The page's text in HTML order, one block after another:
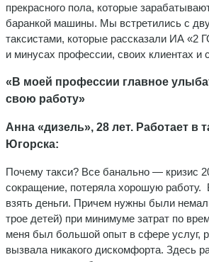
прекрасного пола, которые
баранкой машины. Мы встретились с
таксистами, которые рассказали ИА
и минусах профессии, своих клиентах и
«В моей профессии главное
свою работу»
Анна «дизель», 28 лет. Работает в
Югорска:
Почему такси? Все банально — кризис
сокращение, потеряла хорошую работу.
взять деньги. Причем нужны были
трое детей) при минимуме затрат по
меня был большой опыт в сфере услуг,
вызвала никакого дискомфорта. Здесь